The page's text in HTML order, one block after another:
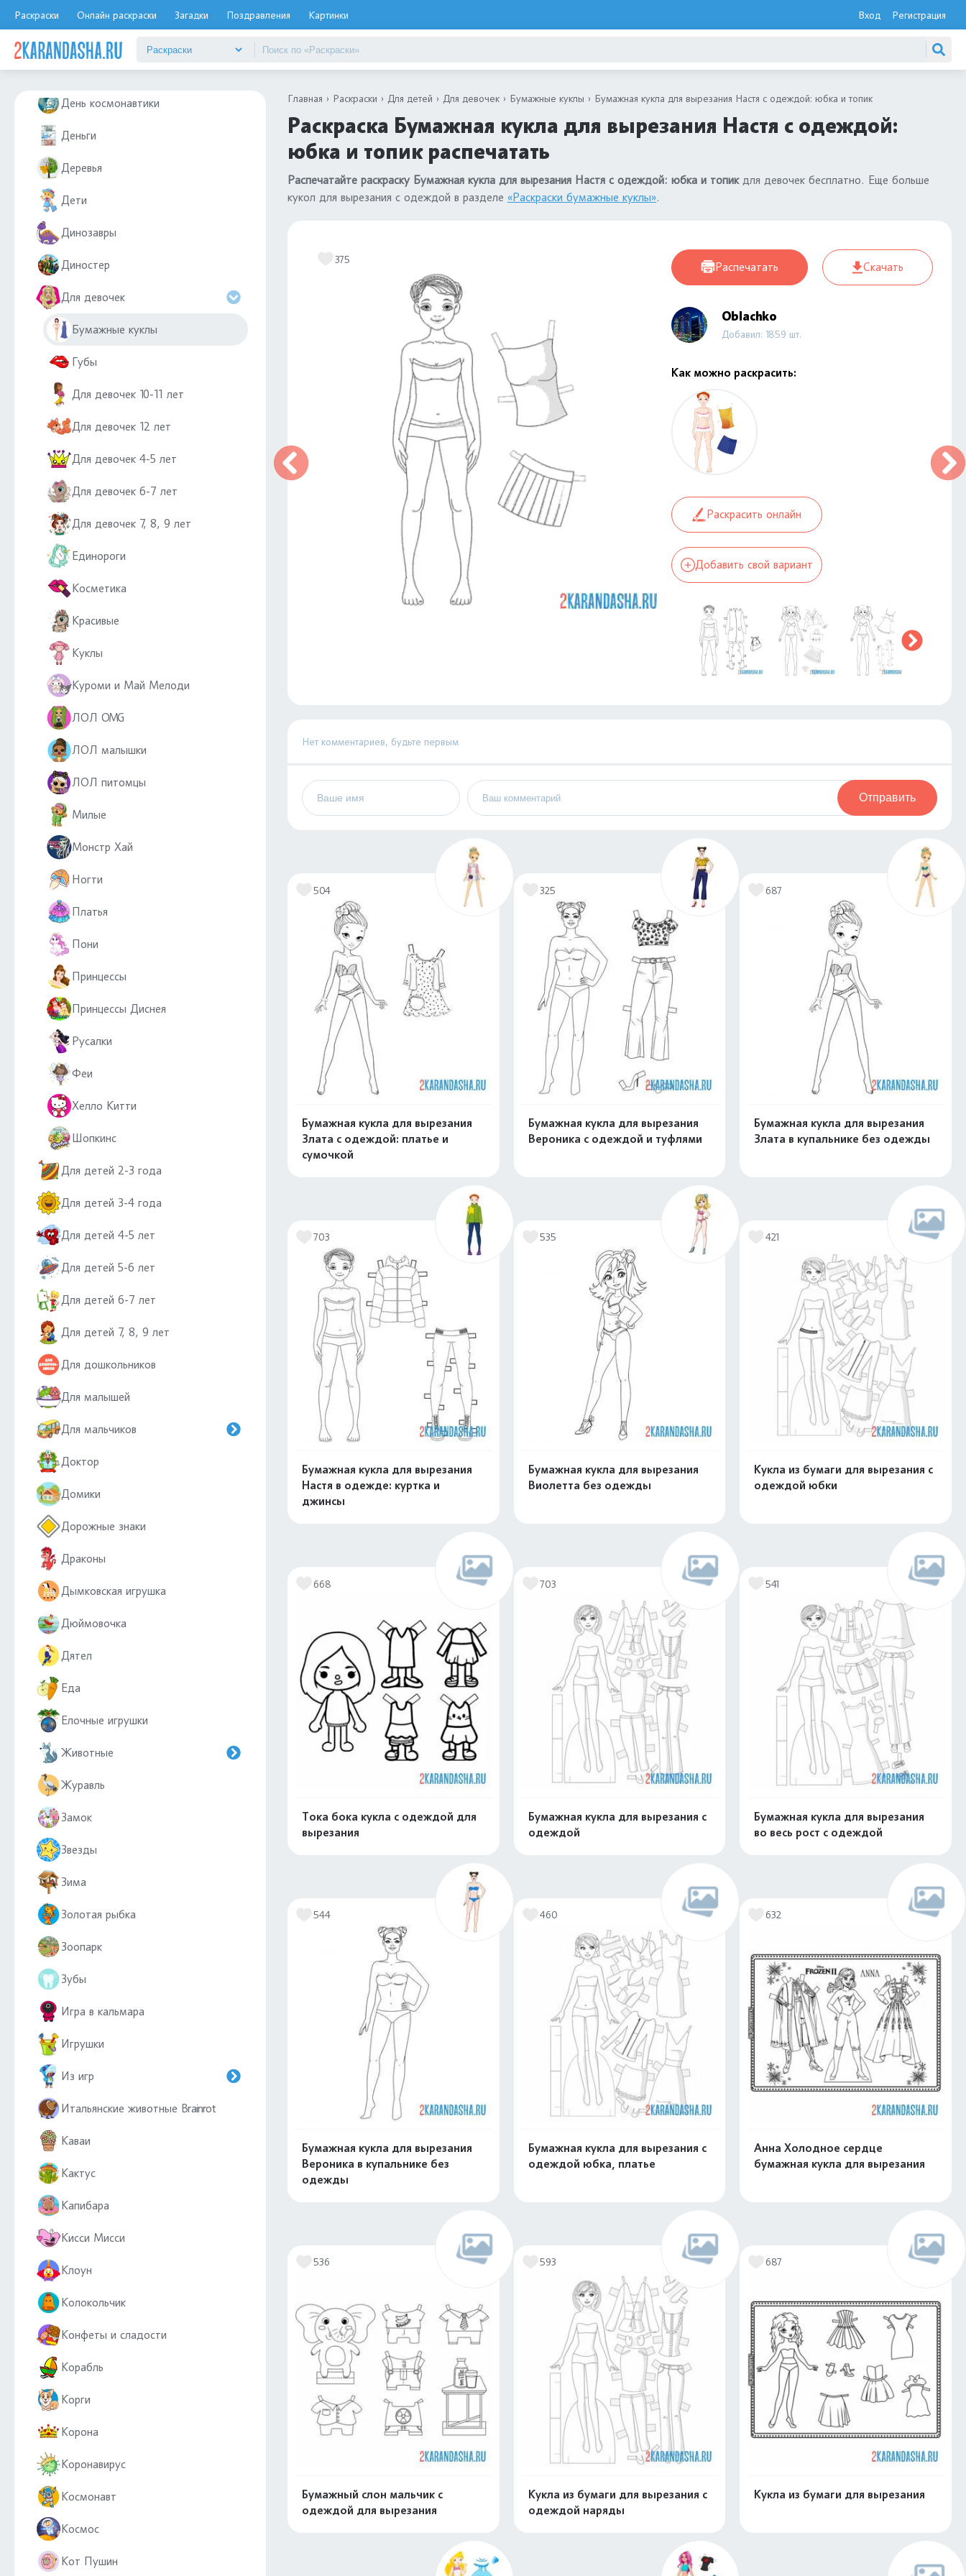
Раскраски Онлайн раскраски Загадки Поздравления Картинки Вход Регистрация
Дед мороз
День космонавтики
Деньги
Деревья
Дети
Динозавры
Диностер
Для девочек
Бумажные куклы
Губы
Для девочек 10-11 лет
Для девочек 12 лет
Для девочек 4-5 лет
Для девочек 6-7 лет
Для девочек 7, 8, 9 лет
Единороги
Косметика
Красивые
Куклы
Куроми и Май Мелоди
ЛОЛ OMG
ЛОЛ малышки
ЛОЛ питомцы
Милые
Монстр Хай
Ногти
Платья
Пони
Принцессы
Принцессы Диснея
Русалки
Феи
Хелло Китти
Шопкинс
Для детей 2-3 года
Для детей 3-4 года
Для детей 4-5 лет
Для детей 5-6 лет
Для детей 6-7 лет
Для детей 7, 8, 9 лет
Для дошкольников
Для малышей
Для мальчиков
Доктор
Домики
Дорожные знаки
Драконы
Дымковская игрушка
Дюймовочка
Дятел
Еда
Елочные игрушки
Животные
Журавль
Замок
Звезды
Зима
Золотая рыбка
Зоопарк
Зубы
Игра в кальмара
Игрушки
Из игр
Итальянские животные Brainrot
Каваи
Кактус
Капибара
Кисси Мисси
Клоун
Колокольчик
Конфеты и сладости
Корабль
Корги
Корона
Коронавирус
Космонавт
Космос
Кот Пушин
Главная Раскраски Для детей Для девочек Бумажные куклы Бумажная кукла для вырезания Настя с одеждой: юбка и топик
Раскраска Бумажная кукла для вырезания Настя с одеждой:
юбка и топик распечатать
Распечатайте раскраску Бумажная кукла для вырезания Настя с одеждой: юбка и топикдля девочек бесплатно. Еще больше
кукол для вырезания с одеждой в разделе «Раскраски бумажные куклы».
375
Распечатать Скачать
Oblachko
Добавил: 1859 шт.
Как можно раскрасить:
Раскрасить онлайн
Добавить свой вариант
Нет комментариев, будьте первым
Отправить
504
Бумажная кукла для вырезания
Злата с одеждой: платье и
сумочкой
325
Бумажная кукла для вырезания
Вероника с одеждой и туфлями
687
Бумажная кукла для вырезания
Злата в купальнике без одежды
703
Бумажная кукла для вырезания
Настя в одежде: куртка и
джинсы
535
Бумажная кукла для вырезания
Виолетта без одежды
421
Кукла из бумаги для вырезания с
одеждой юбки
668
Тока бока кукла с одеждой для
вырезания
703
Бумажная кукла для вырезания с
одеждой
541
Бумажная кукла для вырезания
во весь рост с одеждой
544
Бумажная кукла для вырезания
Вероника в купальнике без
одежды
460
Бумажная кукла для вырезания с
одеждой юбка, платье
632
Анна Холодное сердце
бумажная кукла для вырезания
536
Бумажный слон мальчик с
одеждой для вырезания
Распечатать и скачать
593
Кукла из бумаги для вырезания с
одеждой наряды
687
Кукла из бумаги для вырезания